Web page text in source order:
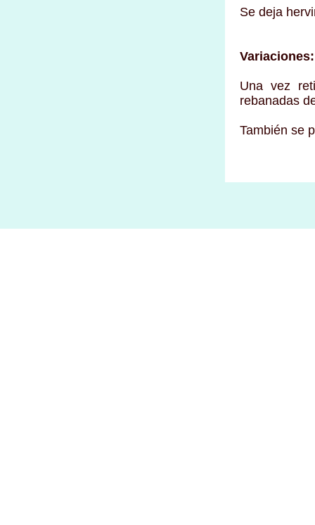
Se deja
Variaciones:
Una vez
rebanadas
También se